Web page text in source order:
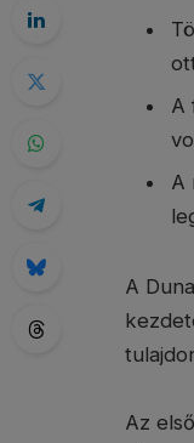
A
A
A
Az